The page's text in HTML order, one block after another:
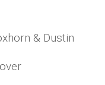
& Dustin